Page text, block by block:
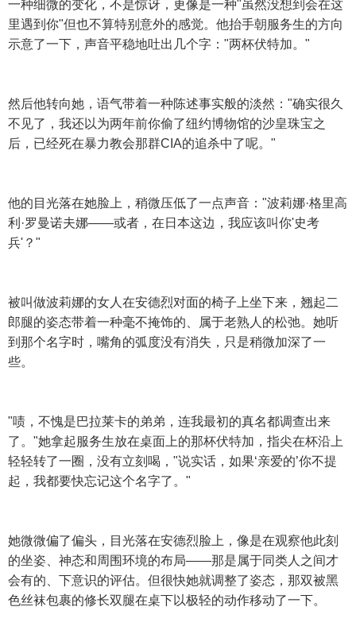
一种细微的变化，不是惊讶，更像是一种"虽然没想到会在这
里遇到你"但也不算特别意外的感觉。他抬手朝服务生的方向
示意了一下，声音平稳地吐出几个字："两杯伏特加。"
然后他转向她，语气带着一种陈述事实般的淡然："确实很久
不见了，我还以为两年前你偷了纽约博物馆的沙皇珠宝之
后，已经死在暴力教会那群CIA的追杀中了呢。"
他的目光落在她脸上，稍微压低了一点声音："波莉娜·格里高
利·罗曼诺夫娜——或者，在日本这边，我应该叫你'史考
兵'？"
被叫做波莉娜的女人在安德烈对面的椅子上坐下来，翘起二
郎腿的姿态带着一种毫不掩饰的、属于老熟人的松弛。她听
到那个名字时，嘴角的弧度没有消失，只是稍微加深了一
些。
"啧，不愧是巴拉莱卡的弟弟，连我最初的真名都调查出来
了。"她拿起服务生放在桌面上的那杯伏特加，指尖在杯沿上
轻轻转了一圈，没有立刻喝，"说实话，如果‘亲爱的’你不提
起，我都要快忘记这个名字了。"
她微微偏了偏头，目光落在安德烈脸上，像是在观察他此刻
的坐姿、神态和周围环境的布局——那是属于同类人之间才
会有的、下意识的评估。但很快她就调整了姿态，那双被黑
色丝袜包裹的修长双腿在桌下以极轻的动作移动了一下。